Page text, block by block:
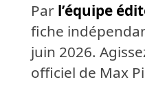
Par l’équipe
fiche
juin 2026.
officiel de Max